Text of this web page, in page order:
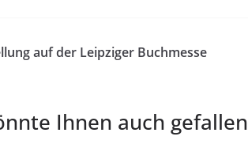
auf der Leipziger Buchmesse
Ihnen auch gefallen